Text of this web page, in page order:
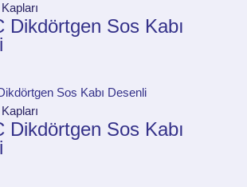
Dikdörtgen Sos Kabı
Dikdörtgen Sos Kabı